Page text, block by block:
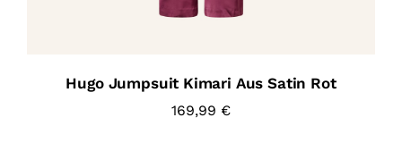
Hugo Jumpsuit Kimari Aus Satin Rot
169,99 €